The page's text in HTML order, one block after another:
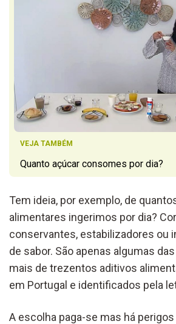
VEJA TAMBÉM
Quanto açúcar consomes por dia?
Tem ideia, por exemplo, de
alimentares ingerimos por dia?
conservantes, estabilizadores ou
de sabor. São apenas algumas
mais de trezentos aditivos
em Portugal e identificados pela
A escolha paga-se mas há